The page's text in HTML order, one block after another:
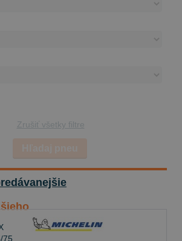
Zrušiť všetky filtre